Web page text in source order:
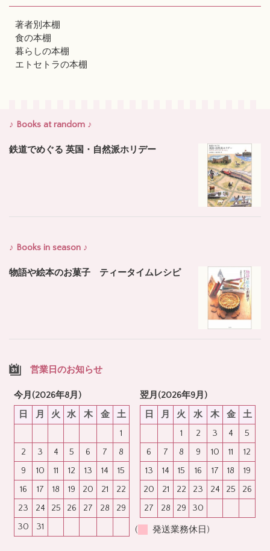
著者別本棚
食の本棚
暮らしの本棚
エトセトラの本棚
♪ Books at random ♪
鉄道でめぐる 英国・自然派ホリデー
♪ Books in season ♪
物語や絵本のお菓子 ティータイムレシピ
営業日のお知らせ
今月(2026年8月)
日
月 火 水 木 金
土
1
2
3 4 5 6 7
8
9
10 11 12 13 14
15
16
17 18 19 20 21
22
23
24 25 26 27 28
29
30
31
翌月(2026年9月)
日
月 火 水 木 金
土
1
2 3 4
5
6
7 8 9 10 11
12
13
14 15 16 17 18
19
20
21 22 23 24 25
26
27
28 29 30
( 発送業務休日)